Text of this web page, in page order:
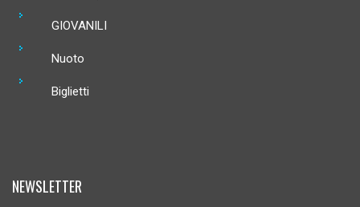
GIOVANILI
Nuoto
Biglietti
NEWSLETTER